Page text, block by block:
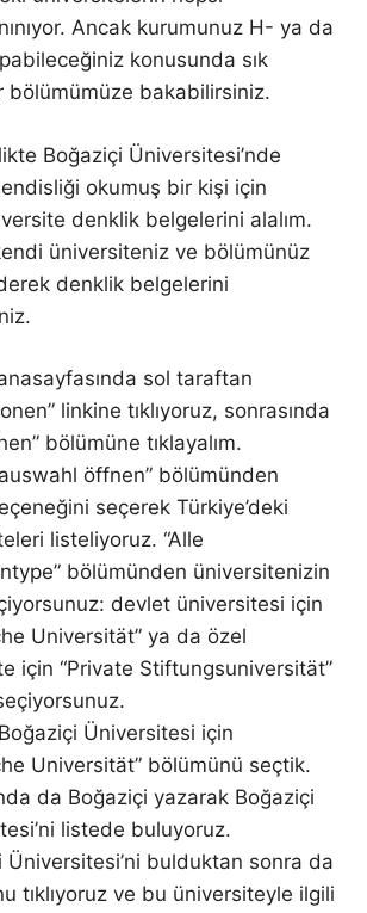
Ancak kurumunuz H- ya da
konusunda sık
bölümümüze bakabilirsiniz.
Boğaziçi Üniversitesi’nde
okumuş bir kişi için
denklik belgelerini alalım.
üniversiteniz ve bölümünüz
denklik belgelerini
sol taraftan
linkine tıklıyoruz, sonrasında
bölümüne tıklayalım.
öffnen” bölümünden
seçerek Türkiye’deki
listeliyoruz. “Alle
bölümünden üniversitenizin
devlet üniversitesi için
Universität” ya da özel
için “Private Stiftungsuniversität”
seçiyorsunuz.
Üniversitesi için
Universität” bölümünü seçtik.
da Boğaziçi yazarak Boğaziçi
listede buluyoruz.
Üniversitesi’ni bulduktan sonra da
tıklıyoruz ve bu üniversiteyle ilgili